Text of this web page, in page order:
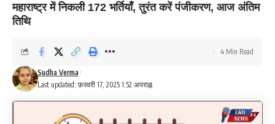
महाराष्ट्र में निकली 172 भर्तियाँ, तुरंत करें पंजीकरण, आज अंतिम
तिथि
Last updated: फ़रवरी 17, 2025 1:52 अपराह्न
Sudha Verma
4 Min Read